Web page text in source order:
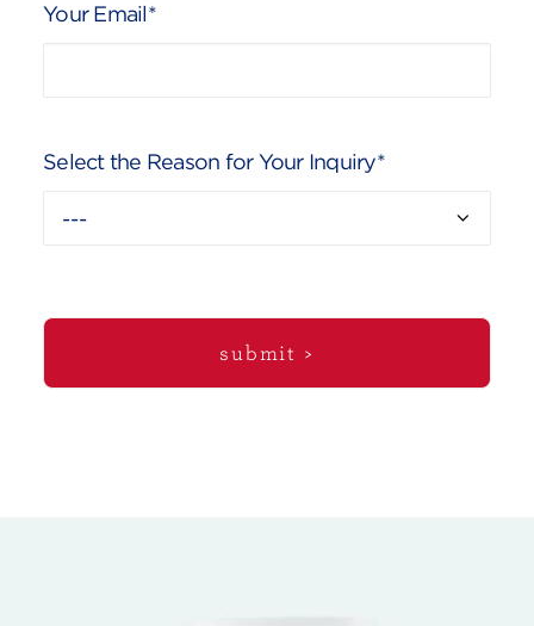
Your Email*
Select the Reason for Your Inquiry*